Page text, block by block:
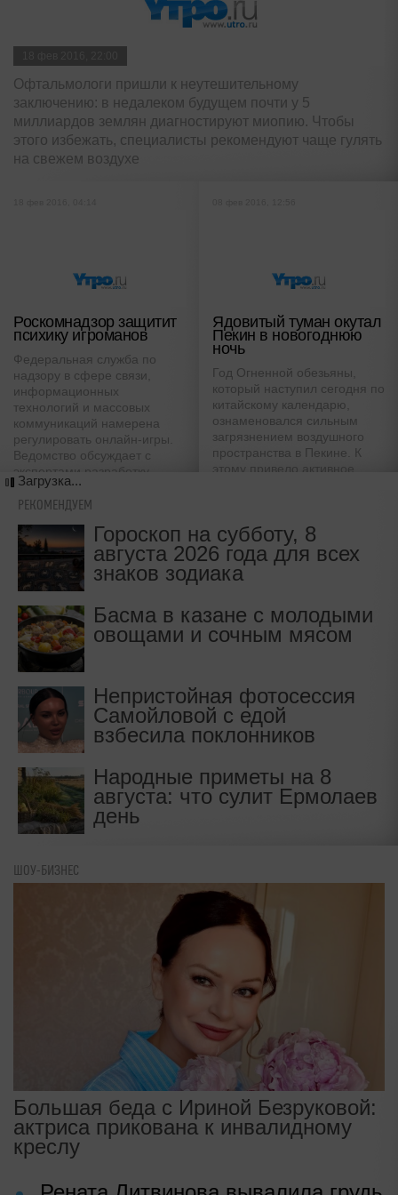
Офтальмологи пришли к неутешительному
заключению: в недалеком будущем почти у 5
миллиардов землян диагностируют миопию. Чтобы
этого избежать, специалисты рекомендуют чаще гулять
на свежем воздухе
Роскомнадзор защитит
психику игроманов
Федеральная служба по
надзору в сфере связи,
информационных
технологий и массовых
коммуникаций намерена
регулировать онлайн-игры.
Ведомство обсуждает с
экспертами разработку
подходов по осуществлению
этой меры
Ядовитый туман окутал
Пекин в новогоднюю
ночь
Год Огненной обезьяны,
который наступил сегодня по
китайскому календарю,
ознаменовался сильным
загрязнением воздушного
пространства в Пекине. К
этому привело активное
Загрузка...
РЕКОМЕНДУЕМ
Гороскоп на субботу, 8
августа 2026 года для всех
знаков зодиака
Басма в казане с молодыми
овощами и сочным мясом
Непристойная фотосессия
Самойловой с едой
взбесила поклонников
Народные приметы на 8
августа: что сулит Ермолаев
день
ШОУ-БИЗНЕС
Большая беда с Ириной Безруковой:
актриса прикована к инвалидному
креслу